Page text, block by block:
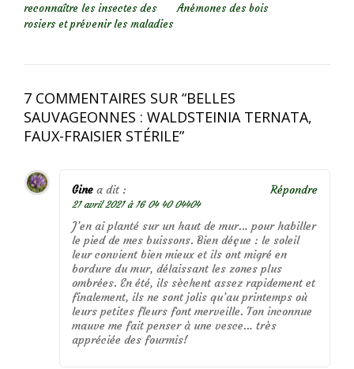
reconnaître les insectes des
rosiers et prévenir les maladies
Anémones des bois
7 COMMENTAIRES SUR “BELLES
SAUVAGEONNES : WALDSTEINIA TERNATA,
FAUX-FRAISIER STÉRILE”
Gine a dit :
21 avril 2021 à 16 04 40 04404
J’en ai planté sur un haut de mur… pour habiller
le pied de mes buissons. Bien déçue : le soleil
leur convient bien mieux et ils ont migré en
bordure du mur, délaissant les zones plus
ombrées. En été, ils sèchent assez rapidement et
finalement, ils ne sont jolis qu’au printemps où
leurs petites fleurs font merveille. Ton inconnue
mauve me fait penser à une vesce… très
appréciée des fourmis!
Répondre